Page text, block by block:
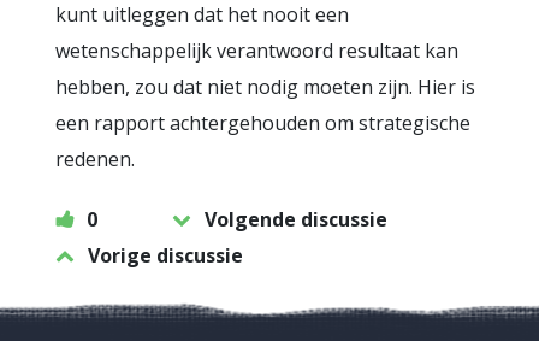
kunt uitleggen dat het nooit een
wetenschappelijk verantwoord resultaat kan
hebben, zou dat niet nodig moeten zijn. Hier is
een rapport achtergehouden om strategische
redenen.
0
Volgende discussie
Vorige discussie